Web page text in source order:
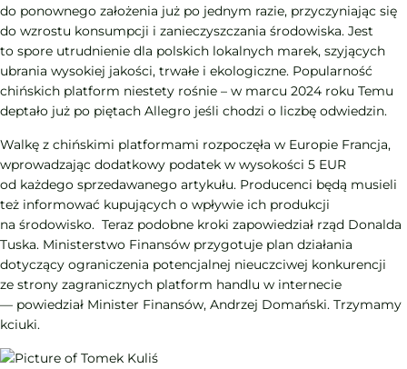
do ponownego założenia już po jednym razie, przyczyniając się
do wzrostu konsumpcji i zanieczyszczania środowiska. Jest
to spore utrudnienie dla polskich lokalnych marek, szyjących
ubrania wysokiej jakości, trwałe i ekologiczne. Popularność
chińskich platform niestety rośnie – w marcu 2024 roku Temu
deptało już po piętach Allegro jeśli chodzi o liczbę odwiedzin.
Walkę z chińskimi platformami rozpoczęła w Europie Francja,
wprowadzając dodatkowy podatek w wysokości 5 EUR
od każdego sprzedawanego artykułu. Producenci będą musieli
też informować kupujących o wpływie ich produkcji
na środowisko. Teraz podobne kroki zapowiedział rząd Donalda
Tuska. Ministerstwo Finansów przygotuje plan działania
dotyczący ograniczenia potencjalnej nieuczciwej konkurencji
ze strony zagranicznych platform handlu w internecie
— powiedział Minister Finansów, Andrzej Domański. Trzymamy
kciuki.